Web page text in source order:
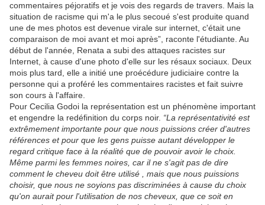
commentaires péjoratifs et je vois des regards de travers. Mais la
situation de racisme qui m'a le plus secoué s'est produite quand
une de mes photos est devenue virale sur internet, c'était une
comparaison de moi avant et moi après”, raconte l'étudiante. Au
début de l'année, Renata a subi des attaques racistes sur
Internet, à cause d'une photo d'elle sur les résaux sociaux. Deux
mois plus tard, elle a initié une proécédure judiciaire contre la
personne qui a proféré les commentaires racistes et fait suivre
son cours à l'affaire.
Pour Cecilia Godoi la représentation est un phénomène important
et engendre la redéfinition du corps noir. “La représentativité est
extrêmement importante pour que nous puissions créer d'autres
références et pour que les gens puisse autant développer le
regard critique face à la réalité que de pouvoir avoir le choix.
Même parmi les femmes noires, car il ne s'agit pas de dire
comment le cheveu doit être utilisé , mais que nous puissions
choisir, que nous ne soyions pas discriminées à cause du choix
qu'on aurait pour l'utilisation de nos cheveux, que ce soit en